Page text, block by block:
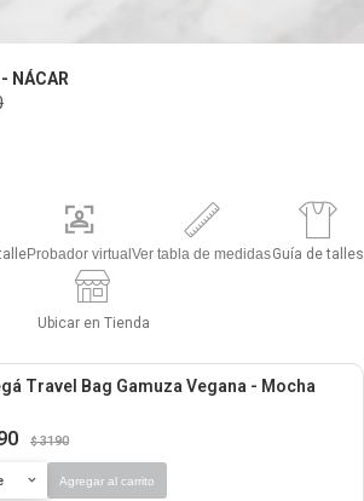
NÁCAR
Probador virtual Ver tabla de medidasGuía de talles
Ubicar en Tienda
Travel Bag Gamuza Vegana - Mocha
$ 3190
Agregar al carrito